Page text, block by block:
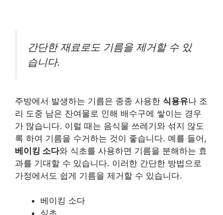
간단한 재료로도 기름을 제거할 수 있
습니다.
주방에서 발생하는 기름은 종종 사용한 식용유나 조
리 도중 남은 잔여물로 인해 배수구에 쌓이는 경우
가 많습니다. 이럴 때는 음식물 쓰레기와 섞지 않도
록 하여 기름을 수거하는 것이 좋습니다. 예를 들어,
베이킹 소다와 식초를 사용하면 기름을 분해하는 효
과를 기대할 수 있습니다. 이러한 간단한 방법으로
가정에서도 쉽게 기름을 제거할 수 있습니다.
베이킹 소다